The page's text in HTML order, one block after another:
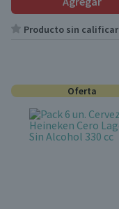
Producto sin calificar
Oferta